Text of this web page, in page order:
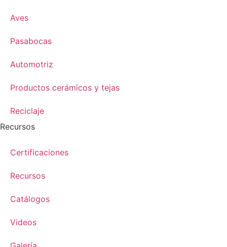
Aves
Pasabocas
Automotriz
Productos cerámicos y tejas
Reciclaje
Recursos
Certificaciones
Recursos
​Catálogos​
Videos